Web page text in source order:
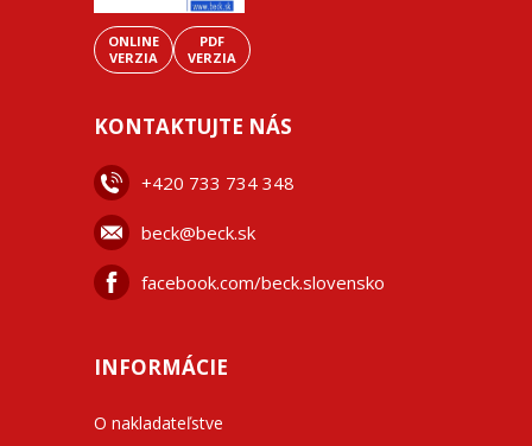
ONLINE
VERZIA
PDF
VERZIA
KONTAKTUJTE NÁS
+420 733 734 348
beck@beck.sk
facebook.com/beck.slovensko
INFORMÁCIE
O nakladateľstve